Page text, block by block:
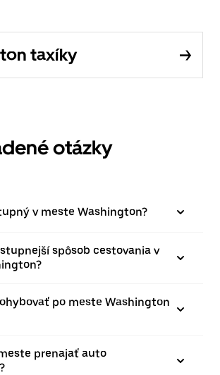
taxíky
otázky
v meste Washington?
spôsob cestovania v
po meste Washington
prenajať auto